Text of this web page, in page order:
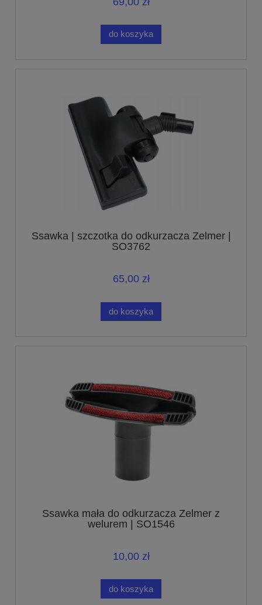
do koszyka
Ssawka | szczotka do odkurzacza Zelmer |
SO3762
65,00 zł
do koszyka
Ssawka mała do odkurzacza Zelmer z
welurem | SO1546
10,00 zł
do koszyka